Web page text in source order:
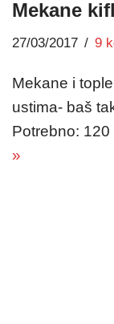
Mekane
27/03/2017 9
Mekane i
ustima- baš
Potrebno:
»